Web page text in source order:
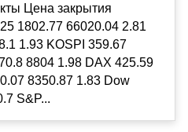
Цена закрытия
1802.77 66020.04 2.81
1.93 KOSPI 359.67
8804 1.98 DAX 425.59
8350.87 1.83 Dow
S&P...